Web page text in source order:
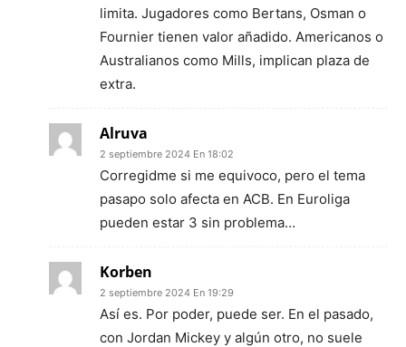
limita. Jugadores como Bertans, Osman o
Fournier tienen valor añadido. Americanos o
Australianos como Mills, implican plaza de
extra.
Alruva
2 septiembre 2024 En 18:02
Corregidme si me equivoco, pero el tema
pasapo solo afecta en ACB. En Euroliga
pueden estar 3 sin problema…
Korben
2 septiembre 2024 En 19:29
Así es. Por poder, puede ser. En el pasado,
con Jordan Mickey y algún otro, no suele